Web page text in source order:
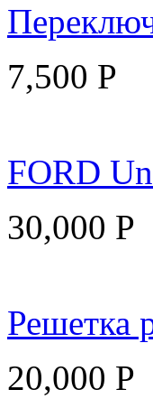
7,500 Р
FORD
30,000 Р
Решетка
20,000 Р